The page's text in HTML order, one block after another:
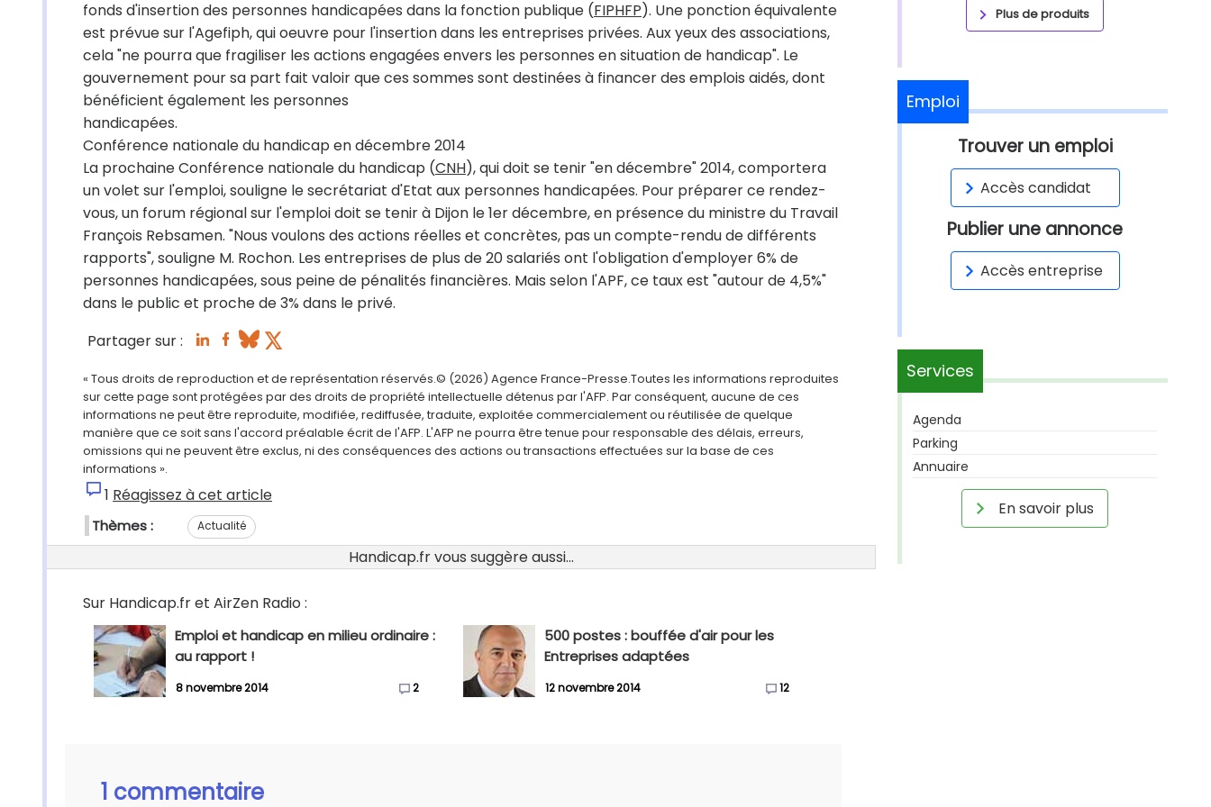
fonds d'insertion des personnes handicapées dans la fonction publique (FIPHFP). Une ponction équivalente
est prévue sur l'Agefiph, qui oeuvre pour l'insertion dans les entreprises privées. Aux yeux des associations,
cela "ne pourra que fragiliser les actions engagées envers les personnes en situation de handicap". Le
gouvernement pour sa part fait valoir que ces sommes sont destinées à financer des emplois aidés, dont
bénéficient également les personnes
handicapées.
Conférence nationale du handicap en décembre 2014
La prochaine Conférence nationale du handicap (CNH), qui doit se tenir "en décembre" 2014, comportera
un volet sur l'emploi, souligne le secrétariat d'Etat aux personnes handicapées. Pour préparer ce rendez-
vous, un forum régional sur l'emploi doit se tenir à Dijon le 1er décembre, en présence du ministre du Travail
François Rebsamen. "Nous voulons des actions réelles et concrètes, pas un compte-rendu de différents
rapports", souligne M. Rochon. Les entreprises de plus de 20 salariés ont l'obligation d'employer 6% de
personnes handicapées, sous peine de pénalités financières. Mais selon l'APF, ce taux est "autour de 4,5%"
dans le public et proche de 3% dans le privé.
Partager sur :
« Tous droits de reproduction et de représentation réservés.© (2026) Agence France-Presse.Toutes les informations reproduites
sur cette page sont protégées par des droits de propriété intellectuelle détenus par l'AFP. Par conséquent, aucune de ces
informations ne peut être reproduite, modifiée, rediffusée, traduite, exploitée commercialement ou réutilisée de quelque
manière que ce soit sans l'accord préalable écrit de l'AFP. L'AFP ne pourra être tenue pour responsable des délais, erreurs,
omissions qui ne peuvent être exclus, ni des conséquences des actions ou transactions effectuées sur la base de ces
informations ».
1 Réagissez à cet article
Thèmes : Actualité
Handicap.fr vous suggère aussi...
Sur Handicap.fr et AirZen Radio :
Emploi et handicap en milieu ordinaire :
au rapport !
8 novembre 2014 2
500 postes : bouffée d'air pour les
Entreprises adaptées
12 novembre 2014 12
1 commentaire
Plus de produits
Emploi
Trouver un emploi
Accès candidat
Publier une annonce
Accès entreprise
Services
Agenda
Parking
Annuaire
En savoir plus